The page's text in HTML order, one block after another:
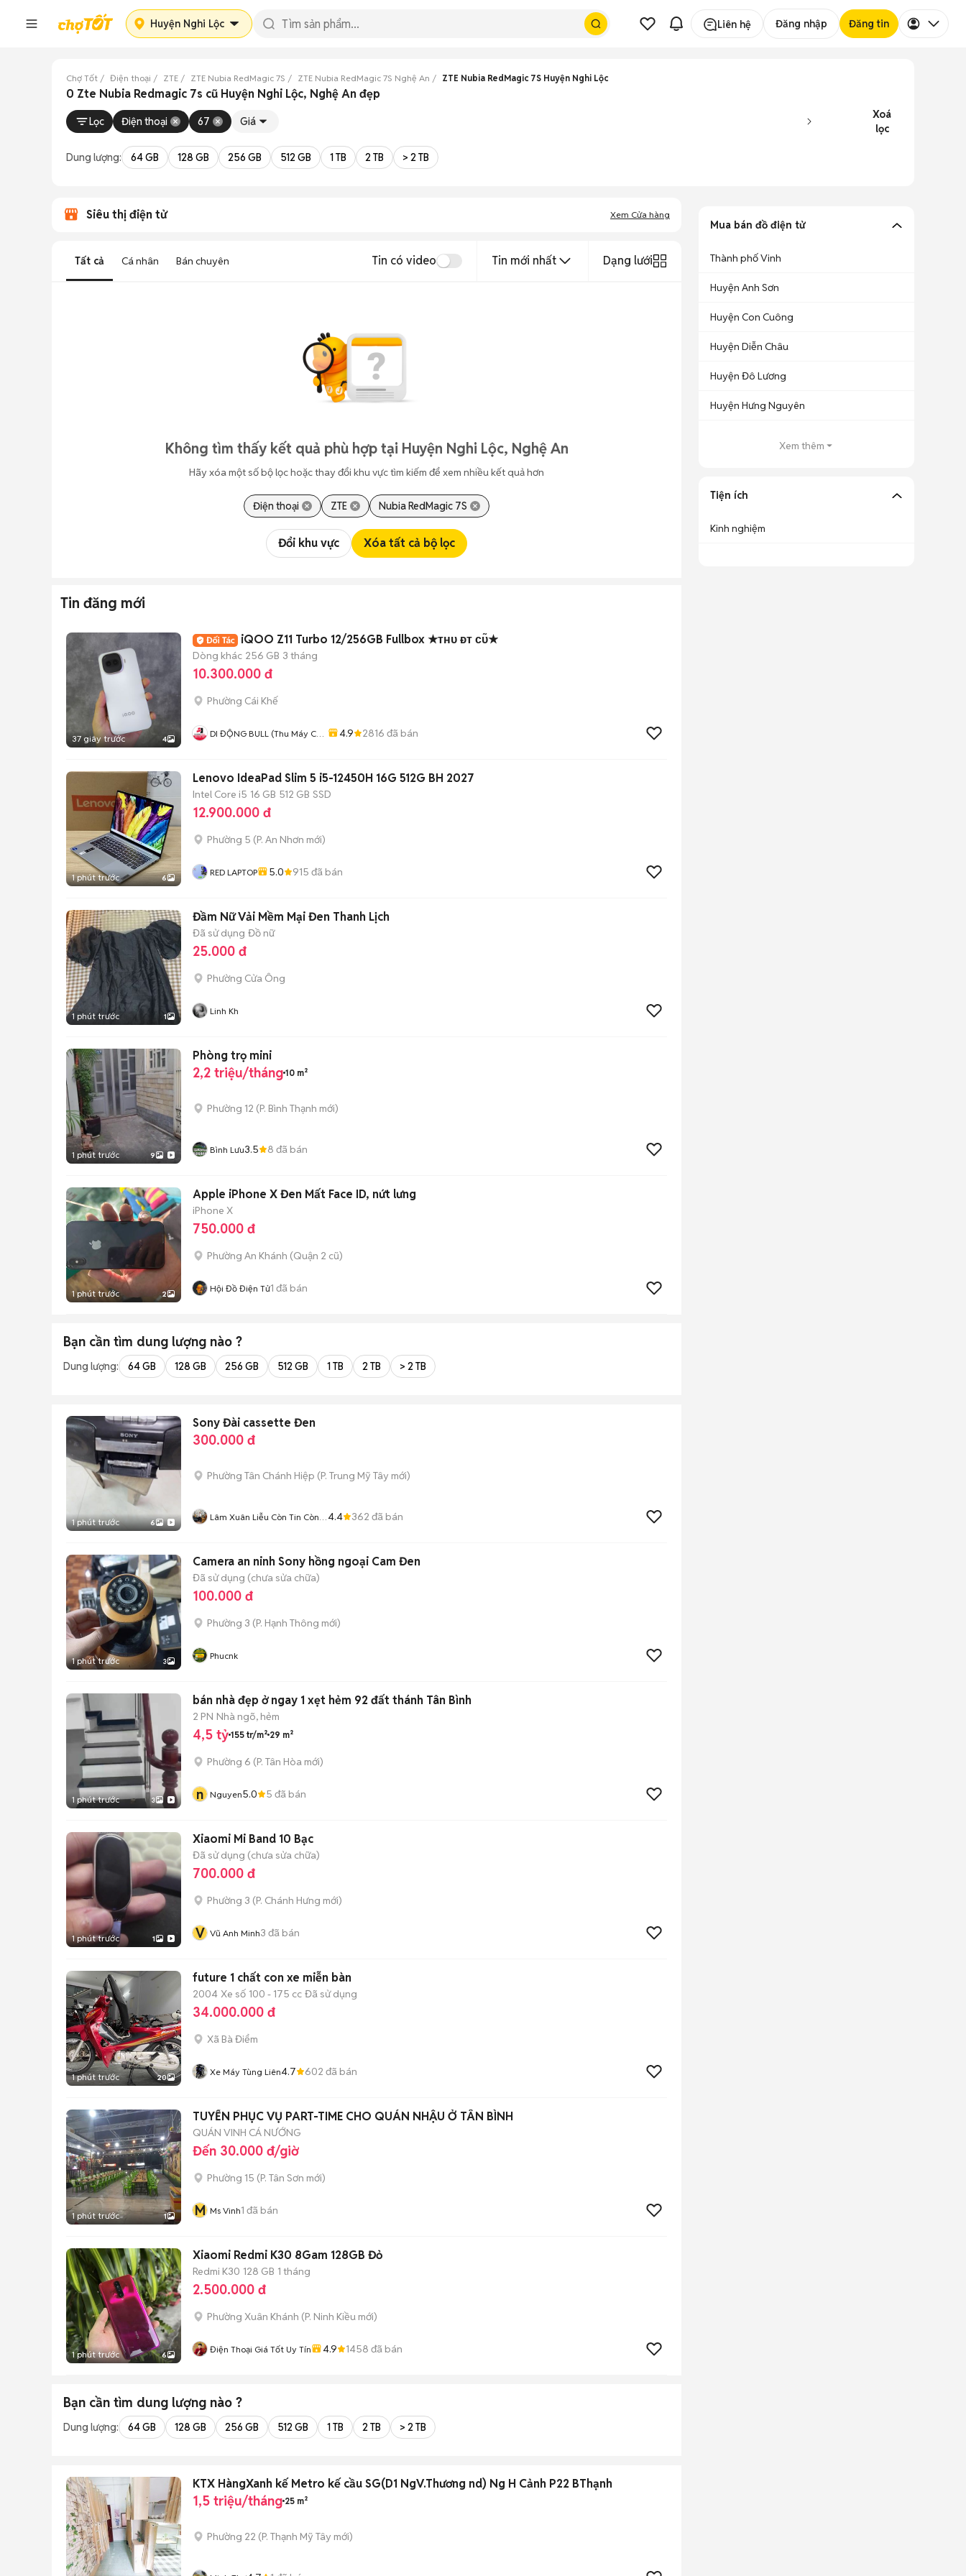
Huyện Nghi Lộc Liên hệ Đăng nhập Đăng tin
Chợ Tốt Điện thoại ZTE ZTE Nubia RedMagic 7S ZTE Nubia RedMagic 7S Nghệ An ZTE Nubia RedMagic 7S Huyện Nghi Lộc
0 Zte Nubia Redmagic 7s cũ Huyện Nghi Lộc, Nghệ An đẹp
Lọc Điện thoại 67 Giá
Xoá
lọc
Dung lượng: 64 GB 128 GB 256 GB 512 GB 1 TB 2 TB > 2 TB
Siêu thị điện tử Xem Cửa hàng
Tất cả Cá nhân Bán chuyên Tin có video Tin mới nhất Dạng lưới
Không tìm thấy kết quả phù hợp tại Huyện Nghi Lộc, Nghệ An
Hãy xóa một số bộ lọc hoặc thay đổi khu vực tìm kiếm để xem nhiều kết quả hơn
Điện thoại ZTE Nubia RedMagic 7S
Đổi khu vực Xóa tất cả bộ lọc
Tin đăng mới
37 giây trước 4
iQOO Z11 Turbo 12/256GB Fullbox ★ᴛʜᴜ ᴆᴛ ᴄᴜ̃★
Dòng khác 256 GB 3 tháng
10.300.000 đ
Phường Cái Khế
DI ĐỘNG BULL (Thu Máy Cũ -
4.9 2816 đã bán
1 phút trước 6
Lenovo IdeaPad Slim 5 i5-12450H 16G 512G BH 2027
Intel Core i5 16 GB 512 GB SSD
12.900.000 đ
Phường 5 (P. An Nhơn mới)
RED LAPTOP 5.0 915 đã bán
1 phút trước 1
Đầm Nữ Vải Mềm Mại Đen Thanh Lịch
Đã sử dụng Đồ nữ
25.000 đ
Phường Cửa Ông
Linh Kh
1 phút trước 9
Phòng trọ mini
2,2 triệu/tháng 10 m²
Phường 12 (P. Bình Thạnh mới)
Bình Lưu3.5 8 đã bán
1 phút trước 2
Apple iPhone X Đen Mất Face ID, nứt lưng
iPhone X
750.000 đ
Phường An Khánh (Quận 2 cũ)
Hội Đồ Điện Tử1 đã bán
Bạn cần tìm dung lượng nào ?
Dung lượng: 64 GB 128 GB 256 GB 512 GB 1 TB 2 TB > 2 TB
1 phút trước 6
Sony Đài cassette Đen
300.000 đ
Phường Tân Chánh Hiệp (P. Trung Mỹ Tây mới)
Lâm Xuân Liễu Còn Tin Còn
4.4 362 đã bán
1 phút trước 3
Camera an ninh Sony hồng ngoại Cam Đen
Đã sử dụng (chưa sửa chữa)
100.000 đ
Phường 3 (P. Hạnh Thông mới)
Phucnk
1 phút trước 3
bán nhà đẹp ở ngay 1 xẹt hẻm 92 đất thánh Tân Bình
2 PN Nhà ngõ, hẻm
4,5 tỷ 155 tr/m² 29 m²
Phường 6 (P. Tân Hòa mới)
n Nguyen5.0 5 đã bán
1 phút trước 1
Xiaomi Mi Band 10 Bạc
Đã sử dụng (chưa sửa chữa)
700.000 đ
Phường 3 (P. Chánh Hưng mới)
V Vũ Anh Minh3 đã bán
1 phút trước 20
future 1 chất con xe miễn bàn
2004 Xe số 100 - 175 cc Đã sử dụng
34.000.000 đ
Xã Bà Điểm
Xe Máy Tùng Liên4.7 602 đã bán
1 phút trước 1
TUYỂN PHỤC VỤ PART-TIME CHO QUÁN NHẬU Ở TÂN BÌNH
QUÁN VINH CÁ NƯỚNG
Đến 30.000 đ/giờ
Phường 15 (P. Tân Sơn mới)
M Ms Vinh1 đã bán
1 phút trước 6
Xiaomi Redmi K30 8Gam 128GB Đỏ
Redmi K30 128 GB 1 tháng
2.500.000 đ
Phường Xuân Khánh (P. Ninh Kiều mới)
Điện Thoại Giá Tốt Uy Tín 4.9 1458 đã bán
Bạn cần tìm dung lượng nào ?
Dung lượng: 64 GB 128 GB 256 GB 512 GB 1 TB 2 TB > 2 TB
KTX HàngXanh kế Metro kế cầu SG(D1 NgV.Thương nd) Ng H Cảnh P22 BThạnh
1,5 triệu/tháng 25 m²
Phường 22 (P. Thạnh Mỹ Tây mới)
Mua bán đồ điện tử
Thành phố Vinh
Huyện Anh Sơn
Huyện Con Cuông
Huyện Diễn Châu
Huyện Đô Lương
Huyện Hưng Nguyên
Xem thêm
Tiện ích
Kinh nghiệm